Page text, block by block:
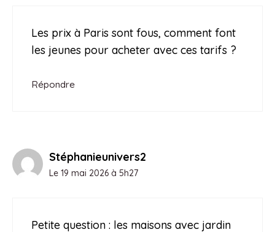
Les prix à Paris sont fous, comment font
les jeunes pour acheter avec ces tarifs ?
Répondre
Stéphanieunivers2
Le 19 mai 2026 à 5h27
Petite question : les maisons avec jardin